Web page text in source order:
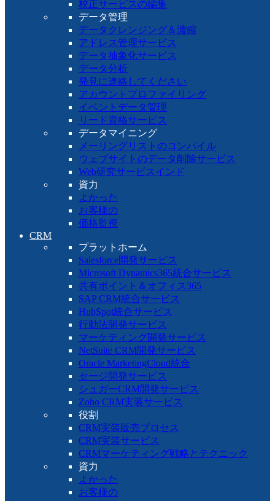
校正サービスの編集
データ管理
データクレンジング＆濃縮
アドレス管理サービス
データ抽象化サービス
データ分析
発見に連絡してください
アカウントプロファイリング
イベントデータ管理
リード資格サービス
データマイニング
メーリングリストのコンパイル
ウェブサイトのデータ削除サービス
Web研究サービスインド
資力
よかった
お客様の
価格監視
CRM
プラットホーム
Salesforce開発サービス
Microsoft Dynamics365統合サービス
共有ポイント＆オフィス365
SAP CRM統合サービス
HubSpot統合サービス
行動法開発サービス
マーケティング開発サービス
NetSuite CRM開発サービス
Oracle MarketingCloud統合
セージ開発サービス
シュガーCRM開発サービス
Zoho CRM実装サービス
役割
CRM実装販売プロセス
CRM実装サービス
CRMマーケティング戦略とテクニック
資力
よかった
お客様の